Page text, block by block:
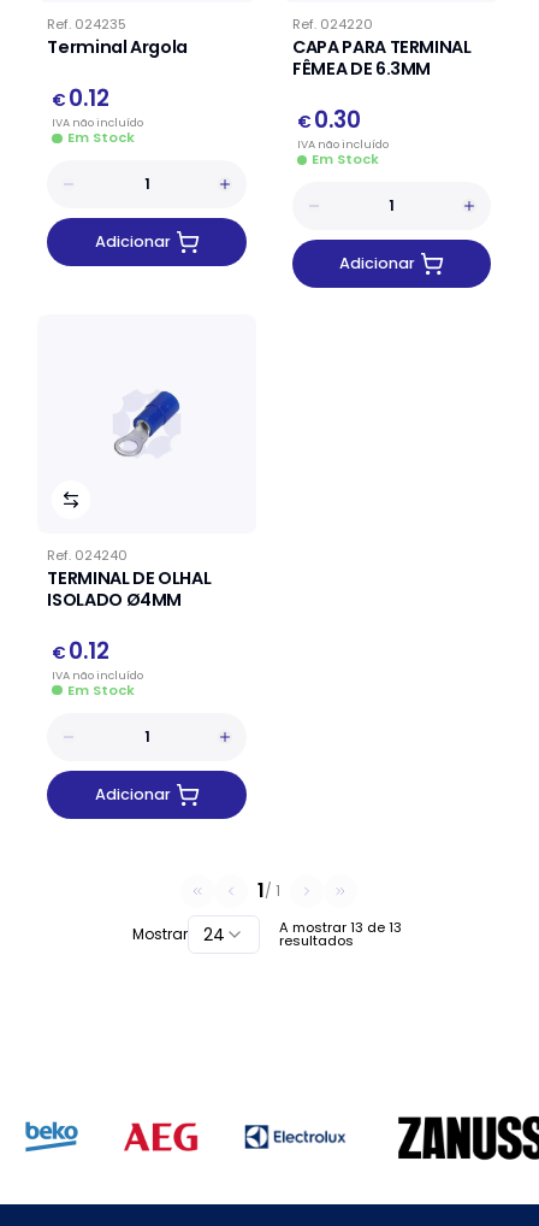
Ref. 024235
Terminal Argola
€ 0.12
IVA nãoincluído
Em Stock
Adicionar
Ref. 024220
CAPA PARA TERMINAL
FÊMEA DE 6.3MM
€ 0.30
IVA nãoincluído
Em Stock
Adicionar
Ref. 024240
TERMINAL DE OLHAL
ISOLADO Ø4MM
€ 0.12
IVA nãoincluído
Em Stock
Adicionar
A mostrar13 de13
resultados
1/1
Mostrar 24